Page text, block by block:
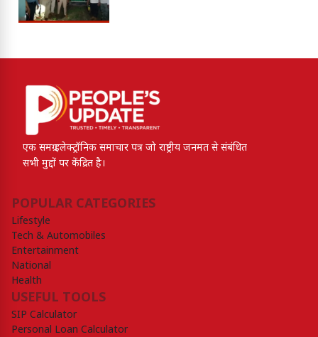
एक समग्र इलेक्ट्रॉनिक समाचार पत्र जो राष्ट्रीय जनमत से संबंधित
सभी मुद्दों पर केंद्रित है।
POPULAR CATEGORIES
Lifestyle
Tech & Automobiles
Entertainment
National
Health
USEFUL TOOLS
SIP Calculator
Personal Loan Calculator